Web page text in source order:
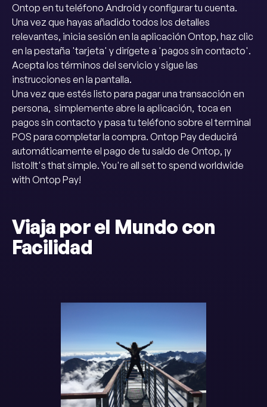
Ontop en tu teléfono Android y configurar tu cuenta.
Una vez que hayas añadido todos los detalles
relevantes, inicia sesión en la aplicación Ontop, haz clic
en la pestaña 'tarjeta' y dirígete a 'pagos sin contacto'.
Acepta los términos del servicio y sigue las
instrucciones en la pantalla.
Una vez que estés listo para pagar una transacción en
persona, simplemente abre la aplicación, toca en
pagos sin contacto y pasa tu teléfono sobre el terminal
POS para completar la compra. Ontop Pay deducirá
automáticamente el pago de tu saldo de Ontop, ¡y
listo!It's that simple. You're all set to spend worldwide
with Ontop Pay!
Viaja por el Mundo con
Facilidad